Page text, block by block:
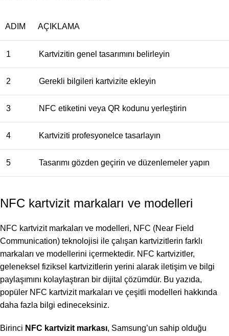
ADIM AÇIKLAMA
1 Kartvizitin genel tasarımını belirleyin
2 Gerekli bilgileri kartvizite ekleyin
3 NFC etiketini veya QR kodunu yerleştirin
4 Kartviziti profesyonelce tasarlayın
5 Tasarımı gözden geçirin ve düzenlemeler yapın
NFC kartvizit markaları ve modelleri
NFC kartvizit markaları ve modelleri, NFC (Near Field
Communication) teknolojisi ile çalışan kartvizitlerin farklı
markaları ve modellerini içermektedir. NFC kartvizitler,
geleneksel fiziksel kartvizitlerin yerini alarak iletişim ve bilgi
paylaşımını kolaylaştıran bir dijital çözümdür. Bu yazıda,
popüler NFC kartvizit markaları ve çeşitli modelleri hakkında
daha fazla bilgi edineceksiniz.
Birinci NFC kartvizit markası, Samsung’un sahip olduğu